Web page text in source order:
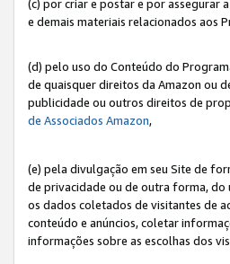
(c) por criar e postar e por assegurar
e demais materiais relacionados aos
(d) pelo uso do Conteúdo do
de quaisquer direitos da Amazon ou
publicidade ou outros direitos de
de Associados Amazon,
(e) pela divulgação em seu Site de
de privacidade ou de outra forma, do
os dados coletados de visitantes de
conteúdo e anúncios, coletar
informações sobre as escolhas dos